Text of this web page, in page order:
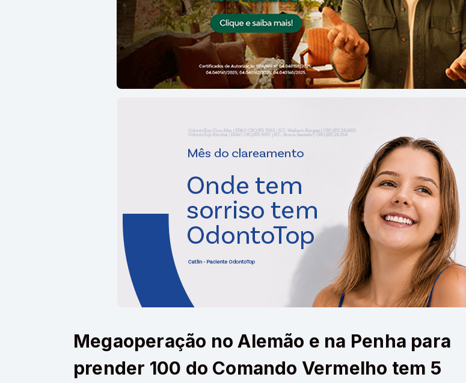
Megaoperação no Alemão e na Penha para
prender 100 do Comando Vermelho tem 5